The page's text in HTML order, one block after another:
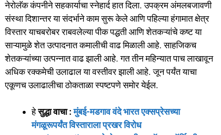
नेरोलॅक कंपनीने सहकार्याचा स्नेहार्द हात दिला. उपक्रम अंमलबजावणी
संस्था दिशान्तर या संदर्भाने काम सुरू केले आणि पहिल्या हंगामात क्षेत्र
विस्तार याचबरोबर राबवलेल्या पीक पद्धती आणि शेतकऱ्यांचे कष्ट या
साऱ्यामुळे शेत उत्पादनात कमालीची वाढ मिळाली आहे. साहजिकच
शेतकऱ्यांच्या उत्पन्नात वाढ झाली आहे. गत तीन महिन्यात पाच लाखावून
अधिक रक्कमेची उलाढाल या वस्तीवर झाली आहे. जून पर्यंत याचा
एकूणच उलाढालीचा ठोकताळा स्पष्टपणे समोर येईल.
हेसुद्धा वाचा :मुंबई-मडगाव वंदे भारत एक्सप्रेसच्या
मंगळूरूपर्यंत विस्ताराला प्रखर विरोध